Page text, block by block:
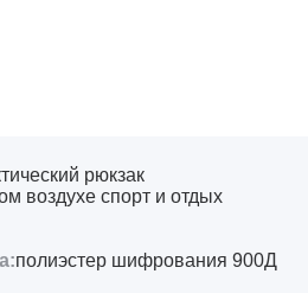
рюкзак
воздухе спорт и отдых
полиэстер шифрования 900Д